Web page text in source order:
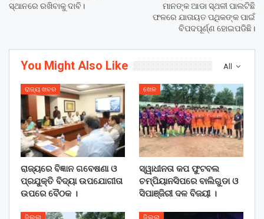
ସ୍ଥାନରେ ରଖିବାକୁ ଦାବି।
ମାନଙ୍କ ଆଡା ସ୍ଥଳୀ ପାଲଟିଛି
ଫଳରେ ଯାତାୟତ ପଥିକଙ୍କ ପାଇଁ
ବିପଦପୂର୍ଣ୍ଣ ହୋଇପଡିଛି।
All
You Might Also Like
ରାଜ୍ୟ ଖବର
ରାଜ୍ୟରେ ବିଜ୍ଞାନ ଗବେଷଣା ଓ
ପ୍ରଯୁକ୍ତି ବିଦ୍ୟା ଉପଯୋଗୀତା
ଉପରେ ବୈଠକ ।
ଖେଳ
ସ୍ୱାଧୀନତା କପ ଫୁଟବଲ
ଚମ୍ପିୟାନସିପରେ ବାଲିଗୁଡା ଓ
ସିପାଞ୍ଜିରୀ ଦଳ ବିଜୟୀ ।
ଜିଲ୍ଲା ଜିଲ୍ଲା